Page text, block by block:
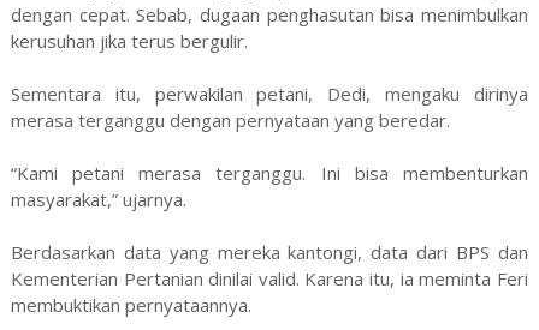
dengan cepat. Sebab, dugaan penghasutan bisa menimbulkan
kerusuhan jika terus bergulir.
Sementara itu, perwakilan petani, Dedi, mengaku dirinya
merasa terganggu dengan pernyataan yang beredar.
“Kami petani merasa terganggu. Ini bisa membenturkan
masyarakat,” ujarnya.
Berdasarkan data yang mereka kantongi, data dari BPS dan
Kementerian Pertanian dinilai valid. Karena itu, ia meminta Feri
membuktikan pernyataannya.